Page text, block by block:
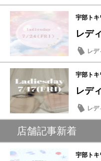
宇部トキ
レデ
レデ
宇部トキ
レデ
レデ
店舗記事新着
宇部トキ